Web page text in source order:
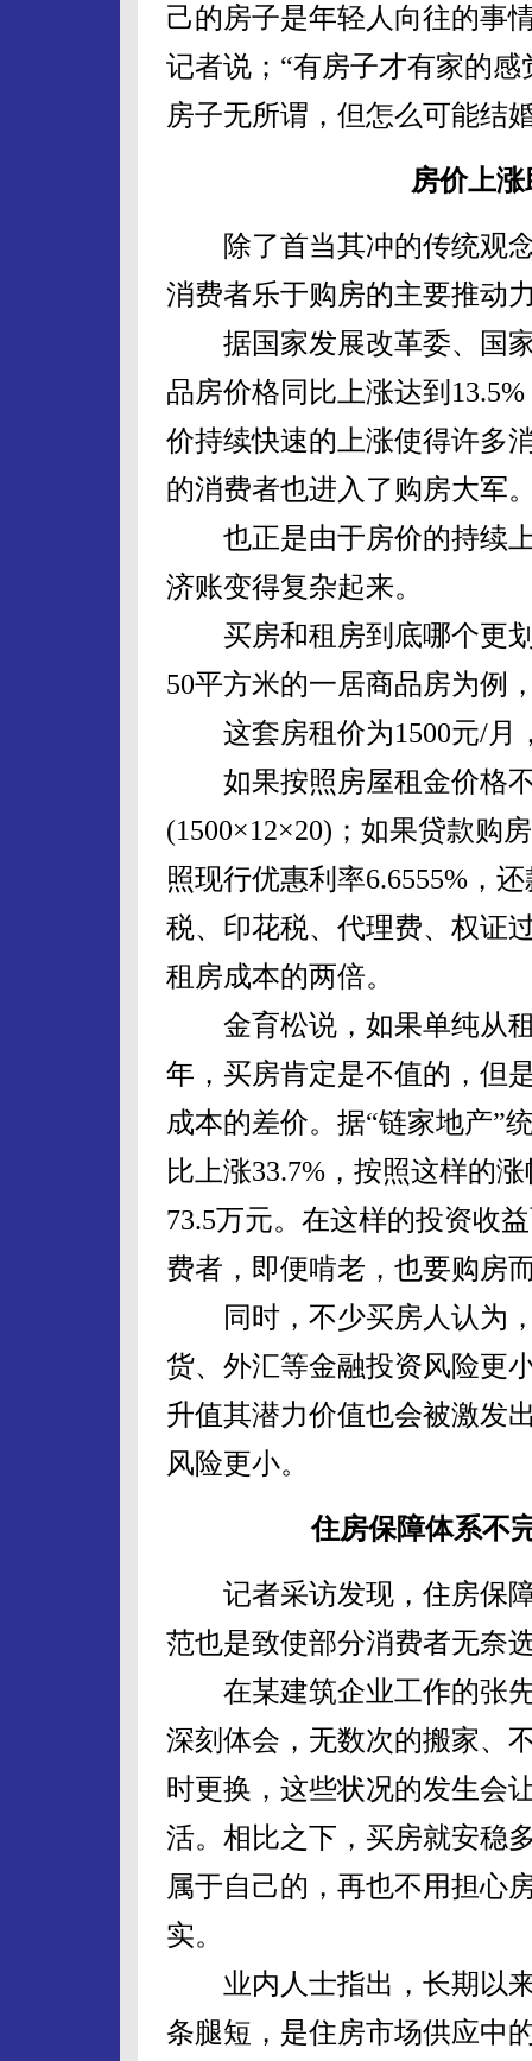
己的房子是年轻人向往的事
记者说；“有房子才有家的
房子无所谓，但怎么可能结
房价上
除了首当其冲的传统观念
消费者乐于购房的主要推动
据国家发展改革委、国家
品房价格同比上涨达到
价持续快速的上涨使得许多
的消费者也进入了购房大军
也正是由于房价的持续上
济账变得复杂起来。
买房和租房到底哪个更划
50平方米的一居商品房为例
这套房租价为1500元/月
如果按照房屋租金价格不
(1500×12×20)；如果贷款购
照现行优惠利率6.6555%，
税、印花税、代理费、权证
租房成本的两倍。
金育松说，如果单纯从租
年，买房肯定是不值的，但
成本的差价。据“链家地产”
比上涨33.7%，按照这样的
73.5万元。在这样的投资收
费者，即便啃老，也要购房
同时，不少买房人认为，
货、外汇等金融投资风险更
升值其潜力价值也会被激发
风险更小。
住房保障体系不
记者采访发现，住房保障
范也是致使部分消费者无奈
在某建筑企业工作的张先
深刻体会，无数次的搬家、
时更换，这些状况的发生会
活。相比之下，买房就安稳
属于自己的，再也不用担心
实。
业内人士指出，长期以来
条腿短，是住房市场供应中